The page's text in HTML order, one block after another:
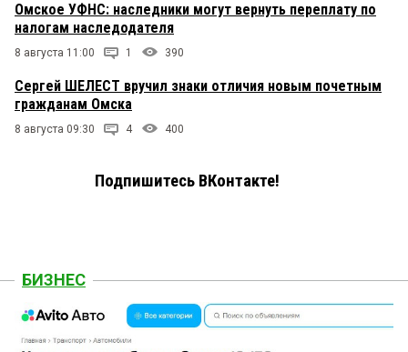
Омское УФНС: наследники могут вернуть переплату по
налогам наследодателя
8 августа 11:00 1 390
Сергей ШЕЛЕСТ вручил знаки отличия новым почетным
гражданам Омска
8 августа 09:30 4 400
Подпишитесь ВКонтакте!
БИЗНЕС